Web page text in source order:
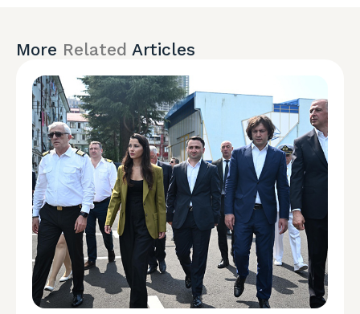
More Related Articles